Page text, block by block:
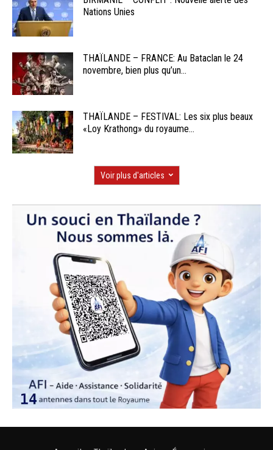
Nations Unies
THAÏLANDE – FRANCE: Au Bataclan le 24
novembre, bien plus qu’un...
THAÏLANDE – FESTIVAL: Les six plus beaux
«Loy Krathong» du royaume...
Voir plus d'articles